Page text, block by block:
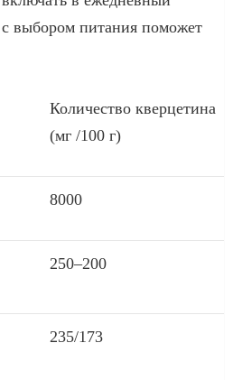
выбором питания поможет
Количество кверцетина
(мг /100 г)
8000
250–200
235/173